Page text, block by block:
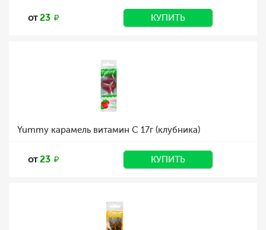
от23 КУПИТЬ
Yummy карамель витамин С 17г (клубника)
от23 КУПИТЬ